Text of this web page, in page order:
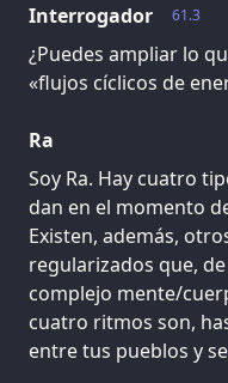
61.3
Interrogador
¿Puedes ampliar lo
«flujos cíclicos de
Ra
Soy Ra. Hay cuatro
dan en el momento
Existen, además,
regularizados que,
complejo mente/
cuatro ritmos son,
entre tus pueblos y